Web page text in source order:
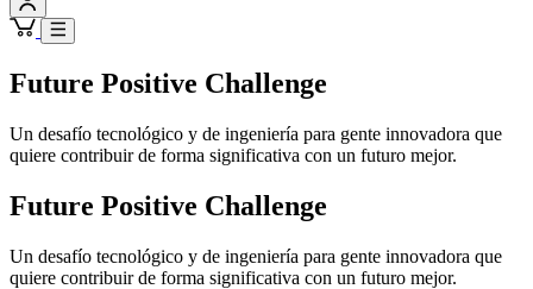
Future Positive Challenge
Un desafío tecnológico y de ingeniería para gente innovadora que
quiere contribuir de forma significativa con un futuro mejor.
Future Positive Challenge
Un desafío tecnológico y de ingeniería para gente innovadora que
quiere contribuir de forma significativa con un futuro mejor.